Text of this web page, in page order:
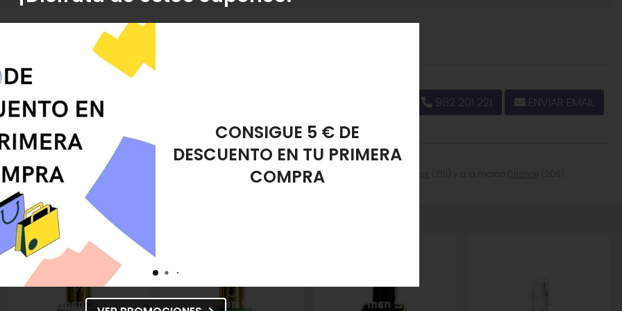
. Producto descatalogado, recogida en tienda.
Wonderful Fuchsia nº 158 referencia 8432666054858, pertenece a la categoría
Esmalte de Uñas Wonderful Fuchsia nº 158 en "Pies y Manos", "Esmalte de Uñas".
dudas.
982 201 221 ENVIAR EMAIL
REGALO ESPONJA
DESMAQUILLANTE